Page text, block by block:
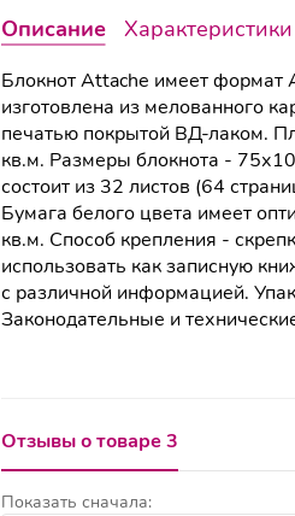
Описание Характеристики
Блокнот Аttachе имеет формат
изготовлена из мелованного
печатью покрытой ВД-лаком.
кв.м. Размеры блокнота -
состоит из 32 листов (64
Бумага белого цвета имеет
кв.м. Способ крепления -
использовать как записную
с различной информацией.
Законодательные и
Отзывы о товаре 3
Показать сначала: